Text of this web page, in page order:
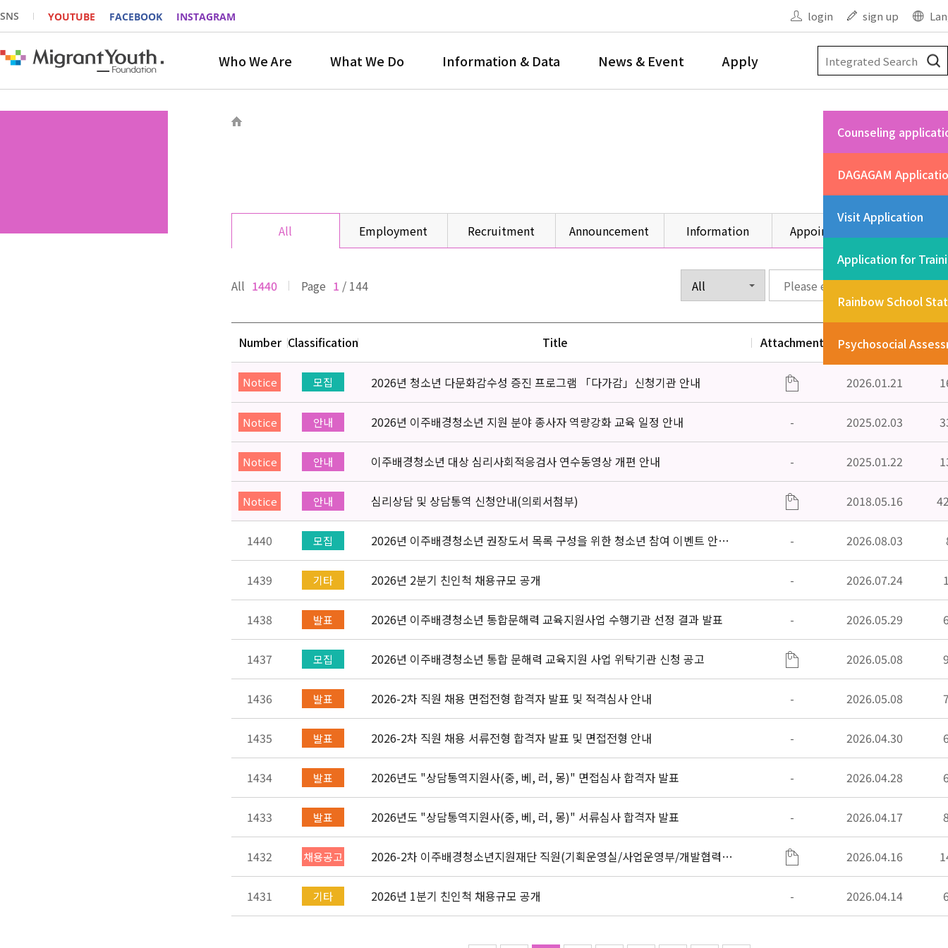
SNS YOUTUBE FACEBOOK INSTAGRAM login sign up
Who We Are What We Do Information & Data News & Event Apply
Counseling
DAGAGAM
Visit Application
Application for
Rainbow School
Psychosocial
All Employment Recruitment Announcement Information Appointment
All 1440 Page 1 / 144
Number Classification Title Attachment Date
Notice 모집 2026년 청소년 다문화감수성 증진 프로그램 「다가감」신청기관 안내 2026.01.21
Notice 안내 2026년 이주배경청소년 지원 분야 종사자 역량강화 교육 일정 안내 - 2025.02.03
Notice 안내 이주배경청소년 대상 심리사회적응검사 연수동영상 개편 안내 - 2025.01.22
Notice 안내 심리상담 및 상담통역 신청안내(의뢰서첨부) 2018.05.16
1440 모집
2026년 이주배경청소년 권장도서 목록 구성을 위한 청소년 참여 이벤트 안내
[New post]
- 2026.08.03
1439 기타 2026년 2분기 친인척 채용규모 공개 - 2026.07.24
1438 발표 2026년 이주배경청소년 통합문해력 교육지원사업 수행기관 선정 결과 발표 - 2026.05.29
1437 모집 2026년 이주배경청소년 통합 문해력 교육지원 사업 위탁기관 신청 공고 2026.05.08
1436 발표 2026-2차 직원 채용 면접전형 합격자 발표 및 적격심사 안내 - 2026.05.08
1435 발표 2026-2차 직원 채용 서류전형 합격자 발표 및 면접전형 안내 - 2026.04.30
1434 발표 2026년도 "상담통역지원사(중, 베, 러, 몽)" 면접심사 합격자 발표 - 2026.04.28
1433 발표 2026년도 "상담통역지원사(중, 베, 러, 몽)" 서류심사 합격자 발표 - 2026.04.17
1432 채용공고
2026-2차 이주배경청소년지원재단 직원(기획운영실/사업운영부/개발협력부)
채용공고 (~4/26)
2026.04.16
1431 기타 2026년 1분기 친인척 채용규모 공개 - 2026.04.14